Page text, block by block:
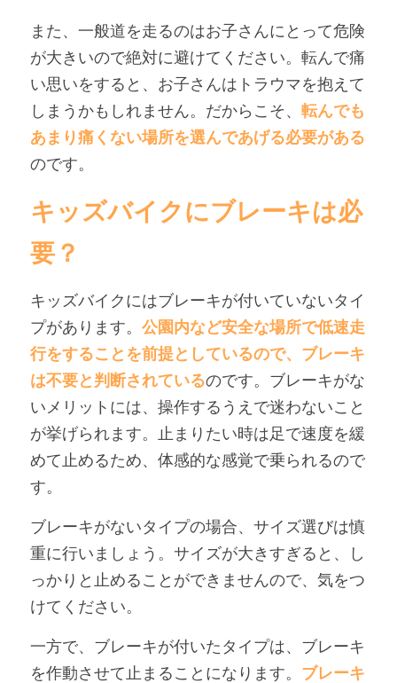
また、一般道を走るのはお子さんにとって危険
が大きいので絶対に避けてください。転んで痛
い思いをすると、お子さんはトラウマを抱えて
しまうかもしれません。だからこそ、 転んでも
あまり痛くない場所を選んであげる必要がある
のです。
キッズバイクにブレーキは必
要？
キッズバイクにはブレーキが付いていないタイ
プがあります。 公園内など安全な場所で低速走
行をすることを前提としているので、ブレーキ
は不要と判断されているのです。ブレーキがな
いメリットには、操作するうえで迷わないこと
が挙げられます。止まりたい時は足で速度を緩
めて止めるため、体感的な感覚で乗られるので
す。
ブレーキがないタイプの場合、サイズ選びは慎
重に行いましょう。サイズが大きすぎると、し
っかりと止めることができませんので、気をつ
けてください。
一方で、ブレーキが付いたタイプは、ブレーキ
を作動させて止まることになります。 ブレーキ